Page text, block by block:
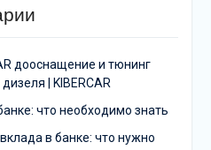
дооснащение и тюнинг
| KIBERCAR
что необходимо знать
в банке: что нужно